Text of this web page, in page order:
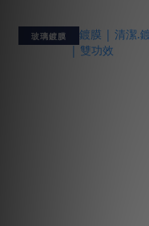
玻璃鍍膜